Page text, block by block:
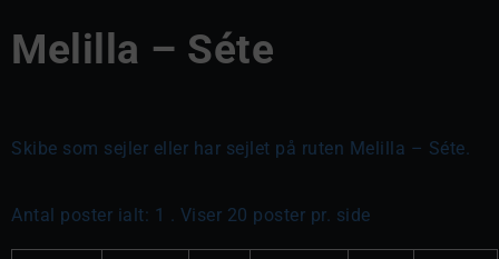
Melilla – Séte
Skibe som sejler eller har sejlet på ruten Melilla – Séte.
Antal poster ialt: 1 . Viser 20 poster pr. side